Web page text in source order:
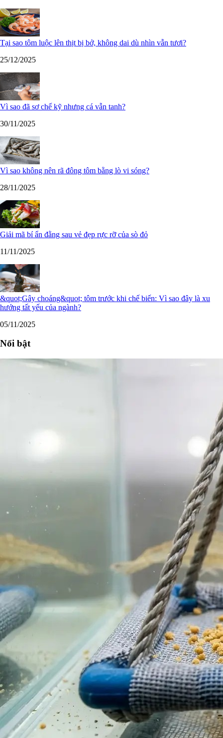
Tại sao tôm luộc lên thịt bị bở, không dai dù nhìn vẫn tươi?
25/12/2025
Vì sao đã sơ chế kỹ nhưng cá vẫn tanh?
30/11/2025
Vì sao không nên rã đông tôm bằng lò vi sóng?
28/11/2025
Giải mã bí ẩn đằng sau vẻ đẹp rực rỡ của sò đỏ
11/11/2025
&quot;Gây choáng&quot; tôm trước khi chế biến: Vì sao đây là xu
hướng tất yếu của ngành?
05/11/2025
Nổi bật